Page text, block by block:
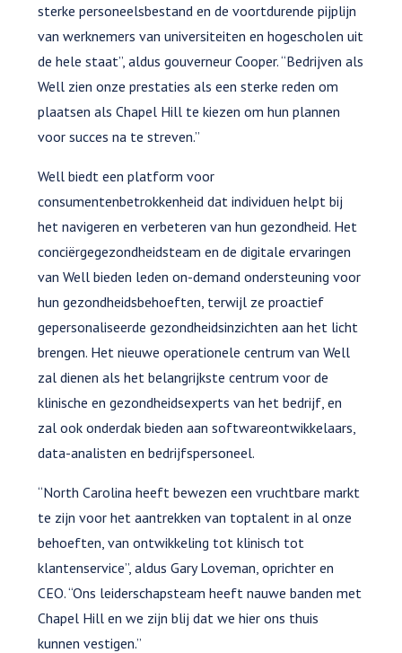
sterke personeelsbestand en de voortdurende pijplijn
van werknemers van universiteiten en hogescholen uit
de hele staat”, aldus gouverneur Cooper. “Bedrijven als
Well zien onze prestaties als een sterke reden om
plaatsen als Chapel Hill te kiezen om hun plannen
voor succes na te streven.”
Well biedt een platform voor
consumentenbetrokkenheid dat individuen helpt bij
het navigeren en verbeteren van hun gezondheid. Het
conciërgegezondheidsteam en de digitale ervaringen
van Well bieden leden on-demand ondersteuning voor
hun gezondheidsbehoeften, terwijl ze proactief
gepersonaliseerde gezondheidsinzichten aan het licht
brengen. Het nieuwe operationele centrum van Well
zal dienen als het belangrijkste centrum voor de
klinische en gezondheidsexperts van het bedrijf, en
zal ook onderdak bieden aan softwareontwikkelaars,
data-analisten en bedrijfspersoneel.
“North Carolina heeft bewezen een vruchtbare markt
te zijn voor het aantrekken van toptalent in al onze
behoeften, van ontwikkeling tot klinisch tot
klantenservice”, aldus Gary Loveman, oprichter en
CEO. “Ons leiderschapsteam heeft nauwe banden met
Chapel Hill en we zijn blij dat we hier ons thuis
kunnen vestigen.”